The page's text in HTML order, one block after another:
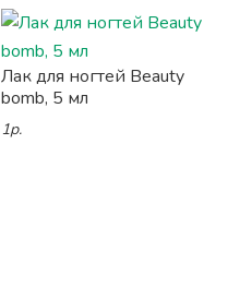
Лак для ногтей Beauty
bomb, 5 мл
1р.